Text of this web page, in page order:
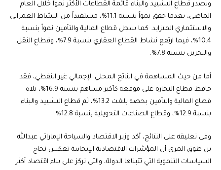
وتصدر قطاع التشييد والبناء قائمة القطاعات الأكثر نمواً خلال العام
الماضي، بعدما حقق نمواً بنسبة 11.1%، مستفيداً من النشاط العمراني
والاستثماري المتزايد. كما سجل قطاع المالية والتأمين نمواً بنسبة
10.4%، فيما ارتفع نشاط القطاع العقاري بنسبة 7.9%، وقطاع النقل
والتخزين بنسبة 7.8%.
أما من حيث المساهمة في الناتج المحلي الإجمالي غير النفطي، فقد
حافظ قطاع التجارة على موقعه كأكبر مساهم بنسبة 16.9%، تلاه
قطاع المالية والتأمين بحصة بلغت 13.2%، ثم قطاع التشييد والبناء
بنسبة 12.9%، وقطاع الصناعات التحويلية بنسبة 12.8%.
وفي تعليقه على النتائج، أكد وزير الاقتصاد والسياحة الإماراتي عبدالله
بن طوق المري أن المؤشرات الاقتصادية الإيجابية تعكس نجاح
السياسات التنموية التي تتبناها الدولة، والتي تركز على بناء اقتصاد أكثر